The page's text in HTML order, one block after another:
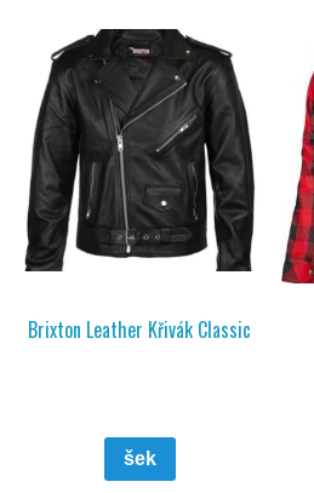
Brixton Leather Křivák Classic
šek